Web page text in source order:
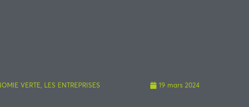
VERTE, LES ENTREPRISES
19 mars 2024